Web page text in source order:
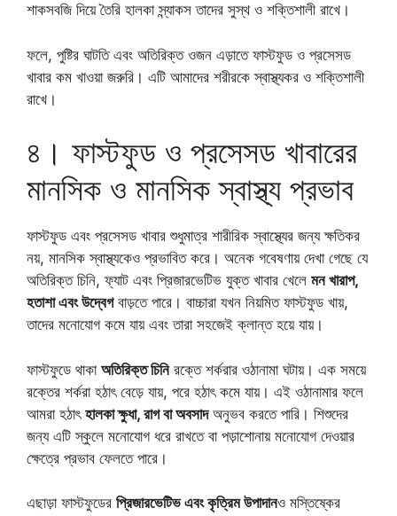
শাকসবজি দিয়ে তৈরি হালকা স্ন্যাকস তাদের সুস্থ ও শক্তিশালী রাখে।
ফলে, পুষ্টির ঘাটতি এবং অতিরিক্ত ওজন এড়াতে ফাস্টফুড ও প্রসেসড
খাবার কম খাওয়া জরুরি। এটি আমাদের শরীরকে স্বাস্থ্যকর ও শক্তিশালী
রাখে।
৪। ফাস্টফুড ও প্রসেসড খাবারের
মানসিক ও মানসিক স্বাস্থ্য প্রভাব
ফাস্টফুড এবং প্রসেসড খাবার শুধুমাত্র শারীরিক স্বাস্থ্যের জন্য ক্ষতিকর
নয়, মানসিক স্বাস্থ্যকেও প্রভাবিত করে। অনেক গবেষণায় দেখা গেছে যে
অতিরিক্ত চিনি, ফ্যাট এবং প্রিজারভেটিভ যুক্ত খাবার খেলে মন খারাপ,
হতাশা এবং উদ্বেগবাড়তে পারে। বাচ্চারা যখন নিয়মিত ফাস্টফুড খায়,
তাদের মনোযোগ কমে যায় এবং তারা সহজেই ক্লান্ত হয়ে যায়।
ফাস্টফুডে থাকা অতিরিক্ত চিনিরক্তে শর্করার ওঠানামা ঘটায়। এক সময়ে
রক্তের শর্করা হঠাৎ বেড়ে যায়, পরে হঠাৎ কমে যায়। এই ওঠানামার ফলে
আমরা হঠাৎ হালকা ক্ষুধা, রাগ বা অবসাদঅনুভব করতে পারি। শিশুদের
জন্য এটি স্কুলে মনোযোগ ধরে রাখতে বা পড়াশোনায় মনোযোগ দেওয়ার
ক্ষেত্রে প্রভাব ফেলতে পারে।
এছাড়া ফাস্টফুডের প্রিজারভেটিভ এবং কৃত্রিম উপাদানও মস্তিষ্কের